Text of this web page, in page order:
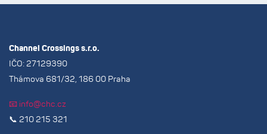
poděkovat za skvělou organizaci
Channel Crossings s.r.o.
IČO: 27129390
Thámova 681/32, 186 00 Praha
📧 info@chc.cz
📞 210 215 321